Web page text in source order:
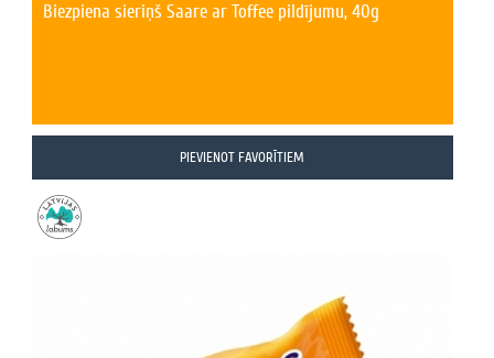
Biezpiena sieriņš Saare ar Toffee pildījumu, 40g
PIEVIENOT FAVORĪTIEM